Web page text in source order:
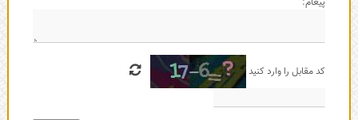
کد مقابل را وارد کنید